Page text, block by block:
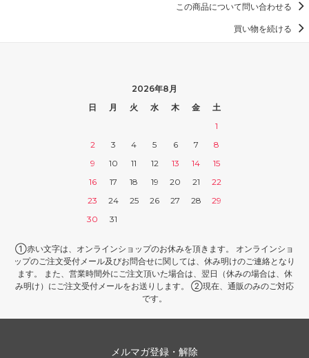
この商品について問い合わせる
買い物を続ける
2026年8月
日
月 火 水 木 金
土
1
2
3 4 5 6 7
8
9
10 11 12 13 14
15
16
17 18 19 20 21
22
23
24 25 26 27 28
29
30
31
①赤い文字は、オンラインショップのお休みを頂きます。 オンラインショ
ップのご注文受付メール及びお問合せに関しては、休み明けのご連絡となり
ます。 また、営業時間外にご注文頂いた場合は、翌日（休みの場合は、休
み明け）にご注文受付メールをお送りします。 ②現在、通販のみのご対応
です。
メルマガ登録・解除